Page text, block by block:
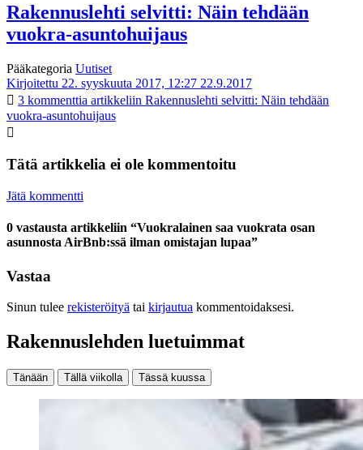
Rakennuslehti selvitti: Näin tehdään
vuokra-asuntohuijaus
Pääkategoria Uutiset
Kirjoitettu 22. syyskuuta 2017, 12:27 22.9.2017
3 kommenttia artikkeliin Rakennuslehti selvitti: Näin tehdään
vuokra-asuntohuijaus
Tätä artikkelia ei ole kommentoitu
Jätä kommentti
0 vastausta artikkeliin “Vuokralainen saa vuokrata osan
asunnosta AirBnb:ssä ilman omistajan lupaa”
Vastaa
Sinun tulee rekisteröityä tai kirjautua kommentoidaksesi.
Rakennuslehden luetuimmat
Tänään Tällä viikolla Tässä kuussa